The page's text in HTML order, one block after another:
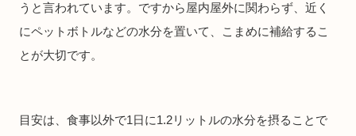
うと言われています。ですから屋内屋外に関わらず、近く
にペットボトルなどの水分を置いて、こまめに補給するこ
とが大切です。
目安は、食事以外で1日に1.2リットルの水分を摂ることで